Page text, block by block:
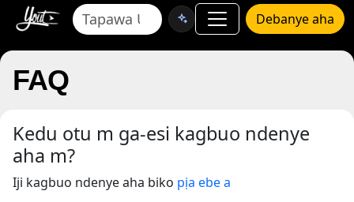
Debanye aha
FAQ
Kedu otu m ga-esi kagbuo ndenye
aha m?
Iji kagbuo ndenye aha biko pịa ebe a